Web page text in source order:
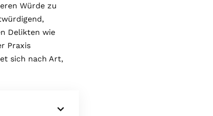
Würde zu
Delikten wie
Praxis
sich nach Art,